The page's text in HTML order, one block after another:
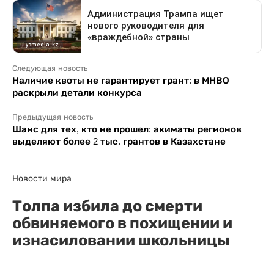
Следующая новость
Наличие квоты не гарантирует грант: в МНВО
раскрыли детали конкурса
Предыдущая новость
Шанс для тех, кто не прошел: акиматы регионов
выделяют более 2 тыс. грантов в Казахстане
Новости мира
Толпа избила до смерти
обвиняемого в похищении и
изнасиловании школьницы